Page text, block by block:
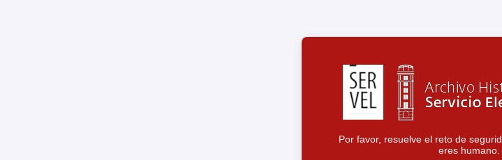
Por favor, resuelve el reto de
eres humano.